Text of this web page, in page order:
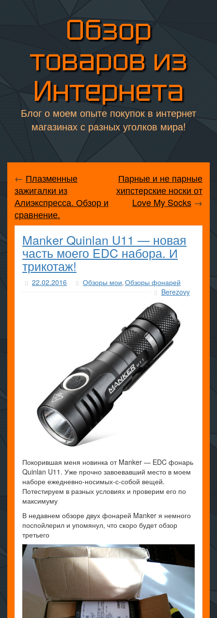
Обзор
товаров из
Интернета
Блог о моем опыте покупок в интернет
магазинах с разных уголков мира!
← Плазменные
зажигалки из
Алиэкспресса. Обзор и
сравнение.
Парные и не парные
хипстерские носки от
Love My Socks →
Manker Quinlan U11 — новая
часть моего EDC набора. И
трикотаж!
22.02.2016 Обзоры мои, Обзоры фонарей
Berezovy
Покорившая меня новинка от Manker — EDC фонарь
Quinlan U11. Уже прочно завоевавший место в моем
наборе ежедневно-носимых-с-собой вещей.
Потестируем в разных условиях и проверим его по
максимуму
В недавнем обзоре двух фонарей Manker я немного
поспойлерил и упомянул, что скоро будет обзор
третьего